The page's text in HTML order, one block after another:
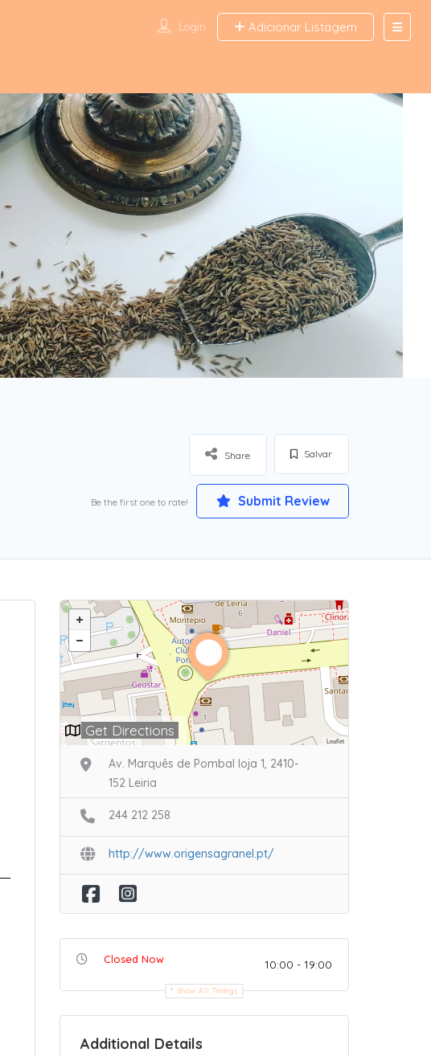
Login Adicionar Listagem
Salvar
Share
Be the first one to rate! Submit Review
Leaflet
Get Directions
Av. Marquês de Pombal loja 1, 2410-
152 Leiria
244 212 258
http://www.origensagranel.pt/
Closed Now 10:00 - 19:00
Show All Timings
Additional Details